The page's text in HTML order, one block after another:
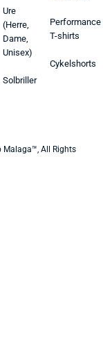
Ure
(Herre,
Dame,
Unisex)
Solbriller
Performance
T-shirts
Cykelshorts
Malaga™, All Rights